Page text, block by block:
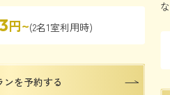
円~(2名1室利用時)
ンを予約する